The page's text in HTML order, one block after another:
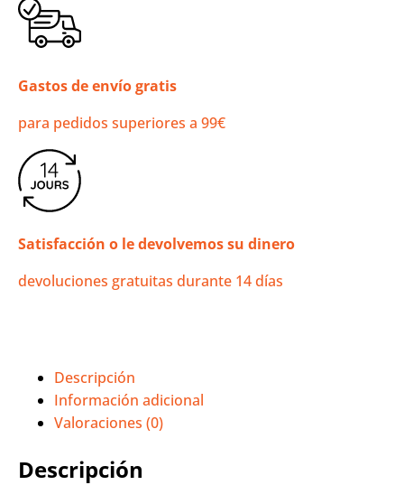
Gastos de envío gratis
para pedidos superiores a 99€
Satisfacción o le devolvemos su dinero
devoluciones gratuitas durante 14 días
Descripción
Información adicional
Valoraciones (0)
Descripción